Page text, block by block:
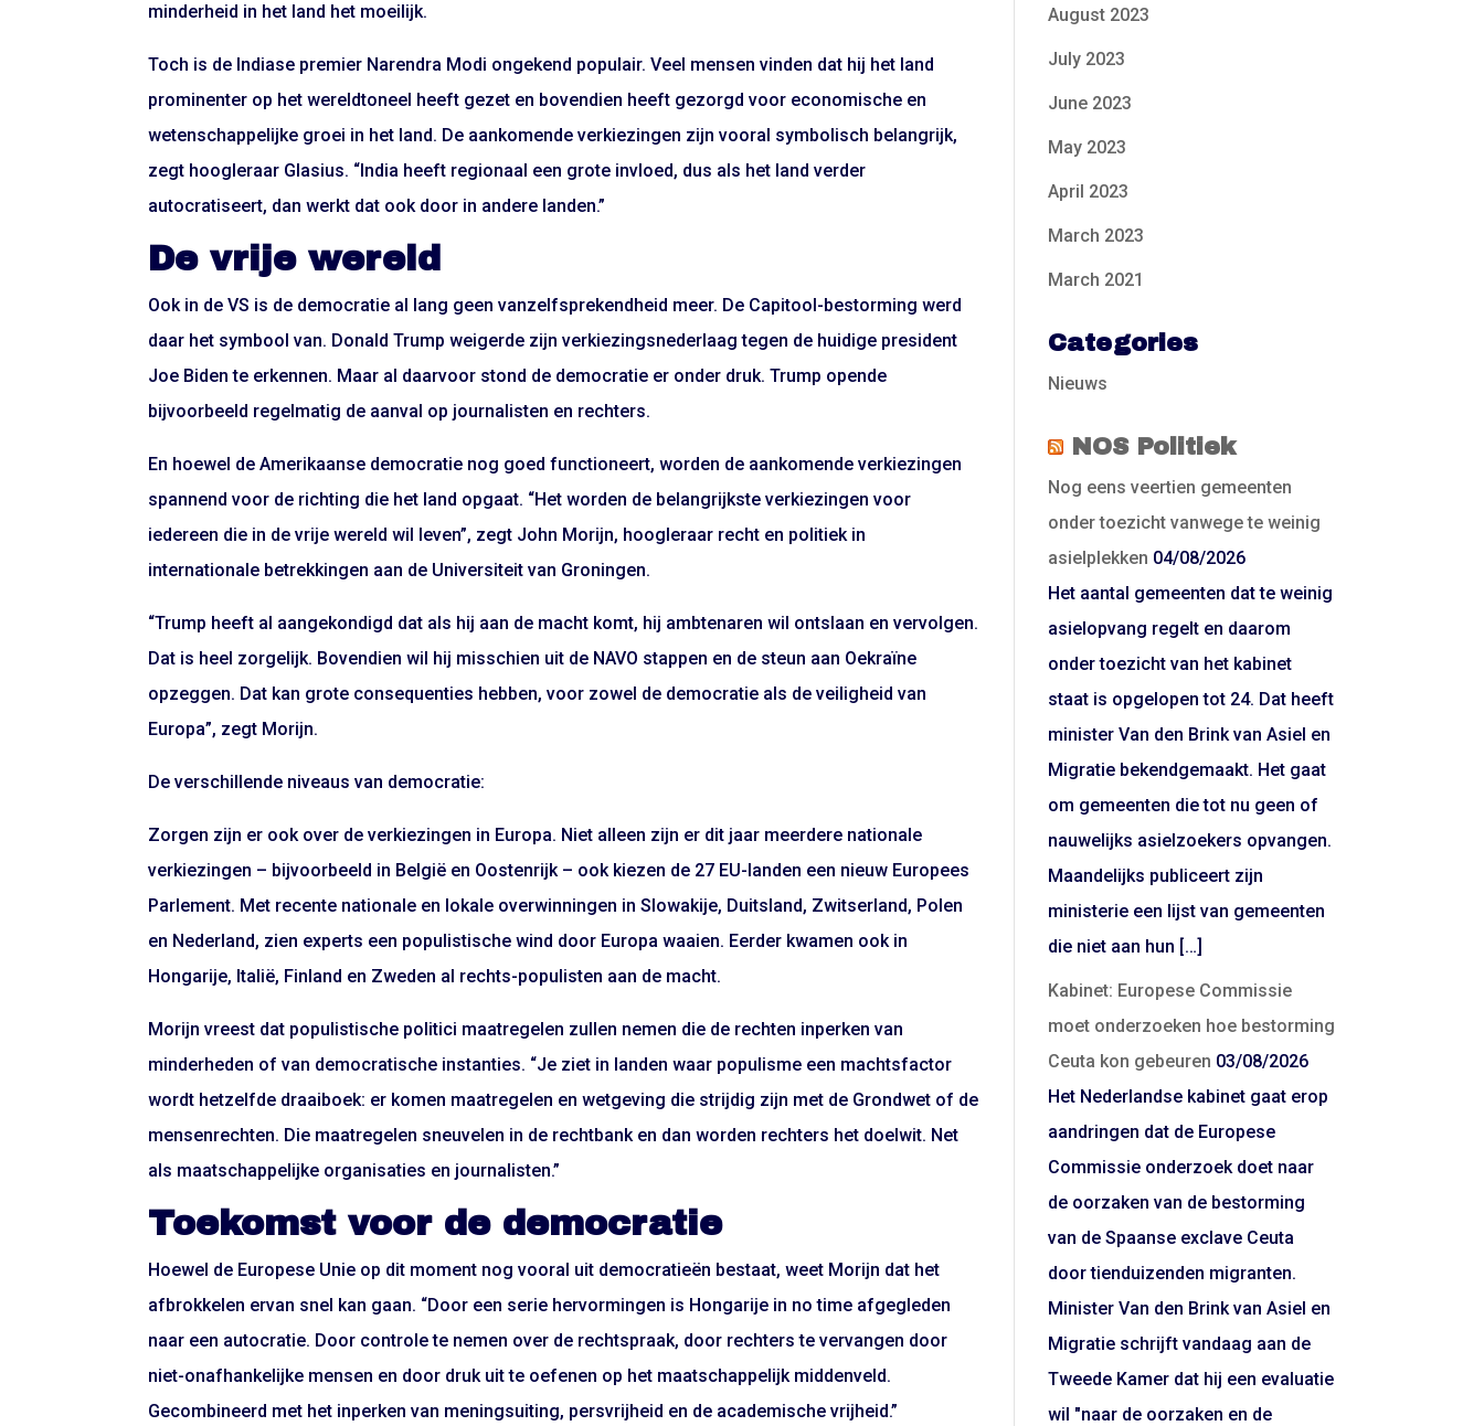
minderheid in het land het moeilijk.
Toch is de Indiase premier Narendra Modi ongekend populair. Veel mensen vinden dat hij het land
prominenter op het wereldtoneel heeft gezet en bovendien heeft gezorgd voor economische en
wetenschappelijke groei in het land. De aankomende verkiezingen zijn vooral symbolisch belangrijk,
zegt hoogleraar Glasius. “India heeft regionaal een grote invloed, dus als het land verder
autocratiseert, dan werkt dat ook door in andere landen.”
De vrije wereld
Ook in de VS is de democratie al lang geen vanzelfsprekendheid meer. De Capitool-bestorming werd
daar het symbool van. Donald Trump weigerde zijn verkiezingsnederlaag tegen de huidige president
Joe Biden te erkennen. Maar al daarvoor stond de democratie er onder druk. Trump opende
bijvoorbeeld regelmatig de aanval op journalisten en rechters.
En hoewel de Amerikaanse democratie nog goed functioneert, worden de aankomende verkiezingen
spannend voor de richting die het land opgaat. “Het worden de belangrijkste verkiezingen voor
iedereen die in de vrije wereld wil leven”, zegt John Morijn, hoogleraar recht en politiek in
internationale betrekkingen aan de Universiteit van Groningen.
“Trump heeft al aangekondigd dat als hij aan de macht komt, hij ambtenaren wil ontslaan en vervolgen.
Dat is heel zorgelijk. Bovendien wil hij misschien uit de NAVO stappen en de steun aan Oekraïne
opzeggen. Dat kan grote consequenties hebben, voor zowel de democratie als de veiligheid van
Europa”, zegt Morijn.
De verschillende niveaus van democratie:
Zorgen zijn er ook over de verkiezingen in Europa. Niet alleen zijn er dit jaar meerdere nationale
verkiezingen – bijvoorbeeld in België en Oostenrijk – ook kiezen de 27 EU-landen een nieuw Europees
Parlement. Met recente nationale en lokale overwinningen in Slowakije, Duitsland, Zwitserland, Polen
en Nederland, zien experts een populistische wind door Europa waaien. Eerder kwamen ook in
Hongarije, Italië, Finland en Zweden al rechts-populisten aan de macht.
Morijn vreest dat populistische politici maatregelen zullen nemen die de rechten inperken van
minderheden of van democratische instanties. “Je ziet in landen waar populisme een machtsfactor
wordt hetzelfde draaiboek: er komen maatregelen en wetgeving die strijdig zijn met de Grondwet of de
mensenrechten. Die maatregelen sneuvelen in de rechtbank en dan worden rechters het doelwit. Net
als maatschappelijke organisaties en journalisten.”
Toekomst voor de democratie
Hoewel de Europese Unie op dit moment nog vooral uit democratieën bestaat, weet Morijn dat het
afbrokkelen ervan snel kan gaan. “Door een serie hervormingen is Hongarije in no time afgegleden
naar een autocratie. Door controle te nemen over de rechtspraak, door rechters te vervangen door
niet-onafhankelijke mensen en door druk uit te oefenen op het maatschappelijk middenveld.
Gecombineerd met het inperken van meningsuiting, persvrijheid en de academische vrijheid.”
August 2023
July 2023
June 2023
May 2023
April 2023
March 2023
March 2021
Categories
Nieuws
NOS Politiek
Nog eens veertien gemeenten
onder toezicht vanwege te weinig
asielplekken 04/08/2026
Het aantal gemeenten dat te weinig
asielopvang regelt en daarom
onder toezicht van het kabinet
staat is opgelopen tot 24. Dat heeft
minister Van den Brink van Asiel en
Migratie bekendgemaakt. Het gaat
om gemeenten die tot nu geen of
nauwelijks asielzoekers opvangen.
Maandelijks publiceert zijn
ministerie een lijst van gemeenten
die niet aan hun […]
Kabinet: Europese Commissie
moet onderzoeken hoe bestorming
Ceuta kon gebeuren 03/08/2026
Het Nederlandse kabinet gaat erop
aandringen dat de Europese
Commissie onderzoek doet naar
de oorzaken van de bestorming
van de Spaanse exclave Ceuta
door tienduizenden migranten.
Minister Van den Brink van Asiel en
Migratie schrijft vandaag aan de
Tweede Kamer dat hij een evaluatie
wil "naar de oorzaken en de